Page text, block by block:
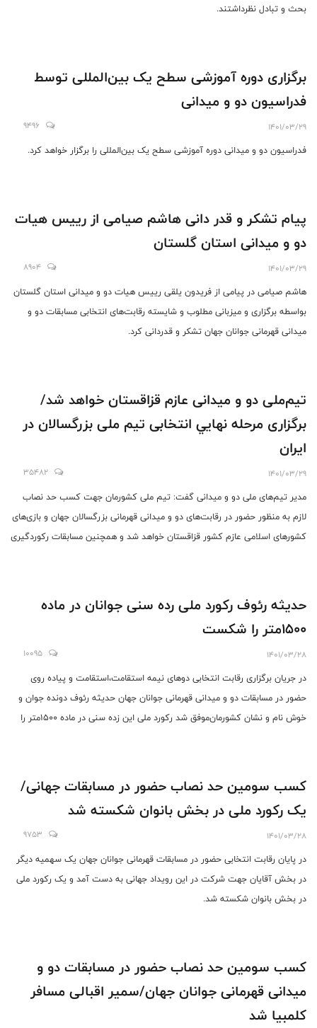
بحث و تبادل نظرداشتند.
برگزاری دوره آموزشی سطح یک بین‌المللی توسط
فدراسیون دو و میدانی
1401/03/29
9496
فدراسیون دو و میدانی دوره آموزشی سطح یک بین‌المللی را برگزار خواهد کرد.
پیام تشکر و قدر دانی هاشم صیامی از رییس هیات
دو و میدانی استان گلستان
1401/03/29
8904
هاشم صیامی در پیامی از فریدون یلقی رییس هیات دو و میدانی استان گلستان
بواسطه برگزاری و میزبانی مطلوب و شایسته رقابت‌های انتخابی مسابقات دو و
میدانی قهرمانی جوانان جهان ‌تشکر و قدردانی کرد.
تیم‌ملی دو و میدانی عازم قزاقستان خواهد شد/
برگزاری مرحله نهايي انتخابی تیم ملی بزرگسالان در
ایران
1401/03/29
35482
مدیر تیم‌های ملی دو و میدانی گفت: تیم ملی کشورمان جهت کسب حد نصاب
لازم به منظور حضور در رقابت‌های دو و میدانی قهرمانی بزرگسالان جهان و بازی‌های
کشورهای اسلامی عازم کشور قزاقستان خواهد شد و همچنین مسابقات رکوردگیری
حدیثه رئوف رکورد ملی رده سنی جوانان در ماده
۱۵۰۰متر را شکست
1401/03/28
10095
در جریان برگزاری رقابت انتخابی دوهای نیمه استقامت،استقامت و پیاده روی
حضور در مسابقات دو و میدانی قهرمانی جوانان جهان حدیثه رئوف دونده جوان و
خوش نام و نشان کشورمان‌موفق شد رکورد ملی این زده سنی در ماده ۱۵۰۰متر را
کسب سومین حد نصاب حضور در مسابقات جهانی/
یک رکورد ملی در بخش بانوان شکسته شد
1401/03/28
9753
در پایان رقابت انتخابی حضور در مسابقات قهرمانی جوانان جهان یک سهمیه دیگر
در بخش آقایان جهت شرکت در این رویداد جهانی به دست آمد و یک رکورد ملی
در بخش بانوان شکسته شد.
کسب سومین حد نصاب حضور در مسابقات دو و
میدانی قهرمانی جوانان جهان/سمیر اقبالی مسافر
کلمبیا شد